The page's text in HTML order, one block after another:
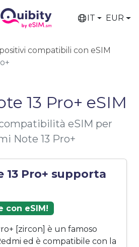
IT EUR
compatibili con eSIM
13 Pro+ eSIM
eSIM per
Note 13 Pro+
13 Pro+ supporta
con eSIM!
[zircon] è un famoso
ed è compatibile con la